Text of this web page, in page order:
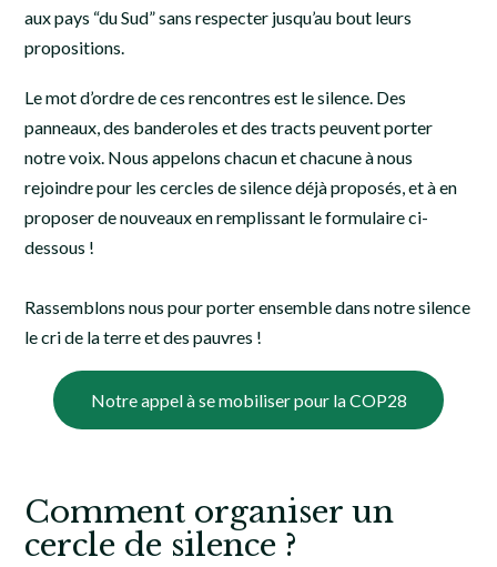
aux pays “du Sud” sans respecter jusqu’au bout leurs
propositions.
Le mot d’ordre de ces rencontres est le silence. Des
panneaux, des banderoles et des tracts peuvent porter
notre voix. Nous appelons chacun et chacune à nous
rejoindre pour les cercles de silence déjà proposés, et à en
proposer de nouveaux en remplissant le formulaire ci-
dessous !
Rassemblons nous pour porter ensemble dans notre silence
le cri de la terre et des pauvres !
Notre appel à se mobiliser pour la COP28
Comment organiser un
cercle de silence ?